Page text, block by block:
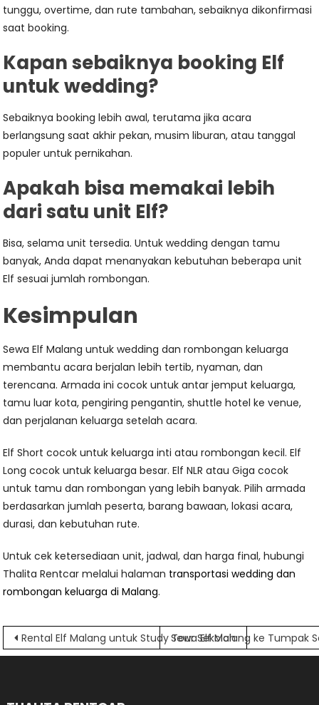
tunggu, overtime, dan rute tambahan, sebaiknya dikonfirmasi
saat booking.
Kapan sebaiknya booking Elf
untuk wedding?
Sebaiknya booking lebih awal, terutama jika acara
berlangsung saat akhir pekan, musim liburan, atau tanggal
populer untuk pernikahan.
Apakah bisa memakai lebih
dari satu unit Elf?
Bisa, selama unit tersedia. Untuk wedding dengan tamu
banyak, Anda dapat menanyakan kebutuhan beberapa unit
Elf sesuai jumlah rombongan.
Kesimpulan
Sewa Elf Malang untuk wedding dan rombongan keluarga
membantu acara berjalan lebih tertib, nyaman, dan
terencana. Armada ini cocok untuk antar jemput keluarga,
tamu luar kota, pengiring pengantin, shuttle hotel ke venue,
dan perjalanan keluarga setelah acara.
Elf Short cocok untuk keluarga inti atau rombongan kecil. Elf
Long cocok untuk keluarga besar. Elf NLR atau Giga cocok
untuk tamu dan rombongan yang lebih banyak. Pilih armada
berdasarkan jumlah peserta, barang bawaan, lokasi acara,
durasi, dan kebutuhan rute.
Untuk cek ketersediaan unit, jadwal, dan harga final, hubungi
Thalita Rentcar melalui halaman transportasi wedding dan
rombongan keluarga di Malang.
Navigasi
Rental Elf Malang untuk Study Tour SekolahSewa Elf Malang ke Tumpak